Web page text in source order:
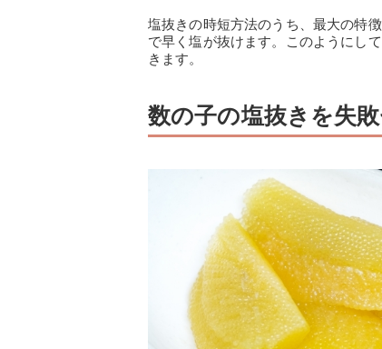
塩抜きの時短方法のうち、最大の特
で早く塩が抜けます。このようにし
きます。
数の子の塩抜きを失